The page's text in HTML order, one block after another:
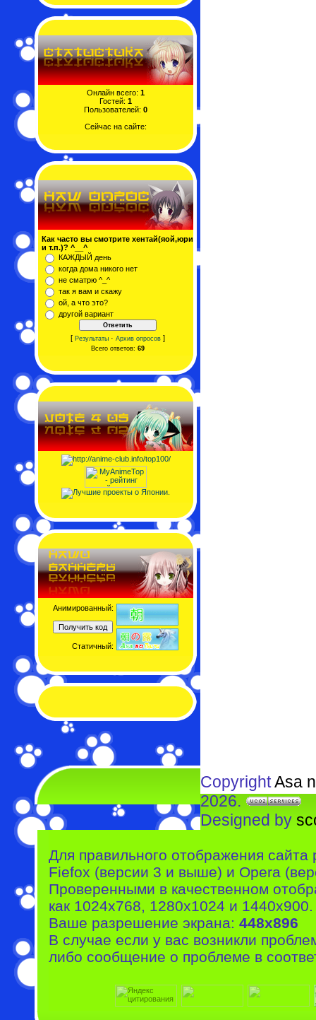
Онлайн всего: 1
Гостей: 1
Пользователей: 0
Сейчас на сайте:
Как часто вы смотрите хентай(яой,юри
и т.п.)? ^__^
КАЖДЫЙ день
когда дома никого нет
не сматрю ^_^
так я вам и скажу
ой, а что это?
другой вариант
[ Результаты· Архив опросов]
Всего ответов: 69
Анимированный:
Статичный:
CopyrightAsa
2026.
Designed by
Для правильного отображения
Fiefox (версии 3 и выше) и Opera
Проверенными в качественном
как 1024x768, 1280x1024 и 1440x900.
Ваше разрешение экрана: 448x896
В случае если у вас возникли
либо сообщение о проблеме в